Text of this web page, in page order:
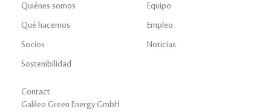
Quiénes somos
Qué hacemos
Socios
Sostenibilidad
Equipo
Empleo
Noticias
Contact
Galileo Green Energy GmbH